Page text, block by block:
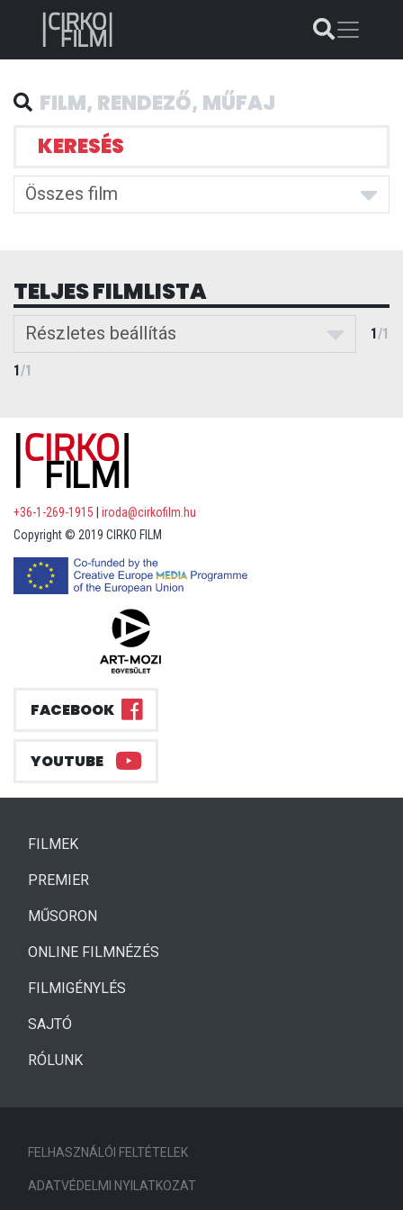
KERESÉS
Összes film
TELJES FILMLISTA
Részletes beállítás 1/1
1/1
+36-1-269-1915
iroda@cirkofilm.hu
Copyright © 2019 CIRKO FILM
FACEBOOK
YOUTUBE
FILMEK(CURRENT)
PREMIER
MŰSORON
ONLINE FILMNÉZÉS
FILMIGÉNYLÉS
SAJTÓ
RÓLUNK
FELHASZNÁLÓI FELTÉTELEK
ADATVÉDELMI NYILATKOZAT